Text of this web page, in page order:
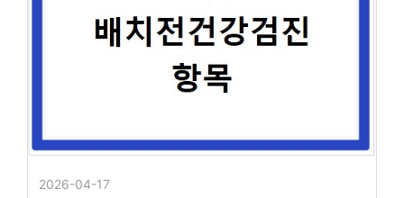
2026-04-17